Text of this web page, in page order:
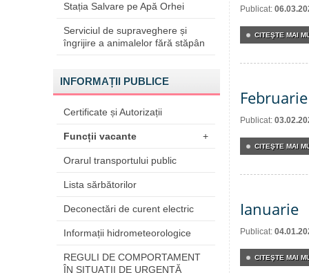
Stația Salvare pe Apă Orhei
Serviciul de supraveghere și
îngrijire a animalelor fără stăpân
INFORMAȚII PUBLICE
Certificate și Autorizații
Funcții vacante +
Orarul transportului public
Lista sărbătorilor
Deconectări de curent electric
Informații hidrometeorologice
REGULI DE COMPORTAMENT
ÎN SITUAŢII DE URGENŢĂ
Publicat:
CITEŞTE MAI
Februarie
Publicat:
CITEŞTE MAI
Ianuarie
Publicat:
CITEŞTE MAI